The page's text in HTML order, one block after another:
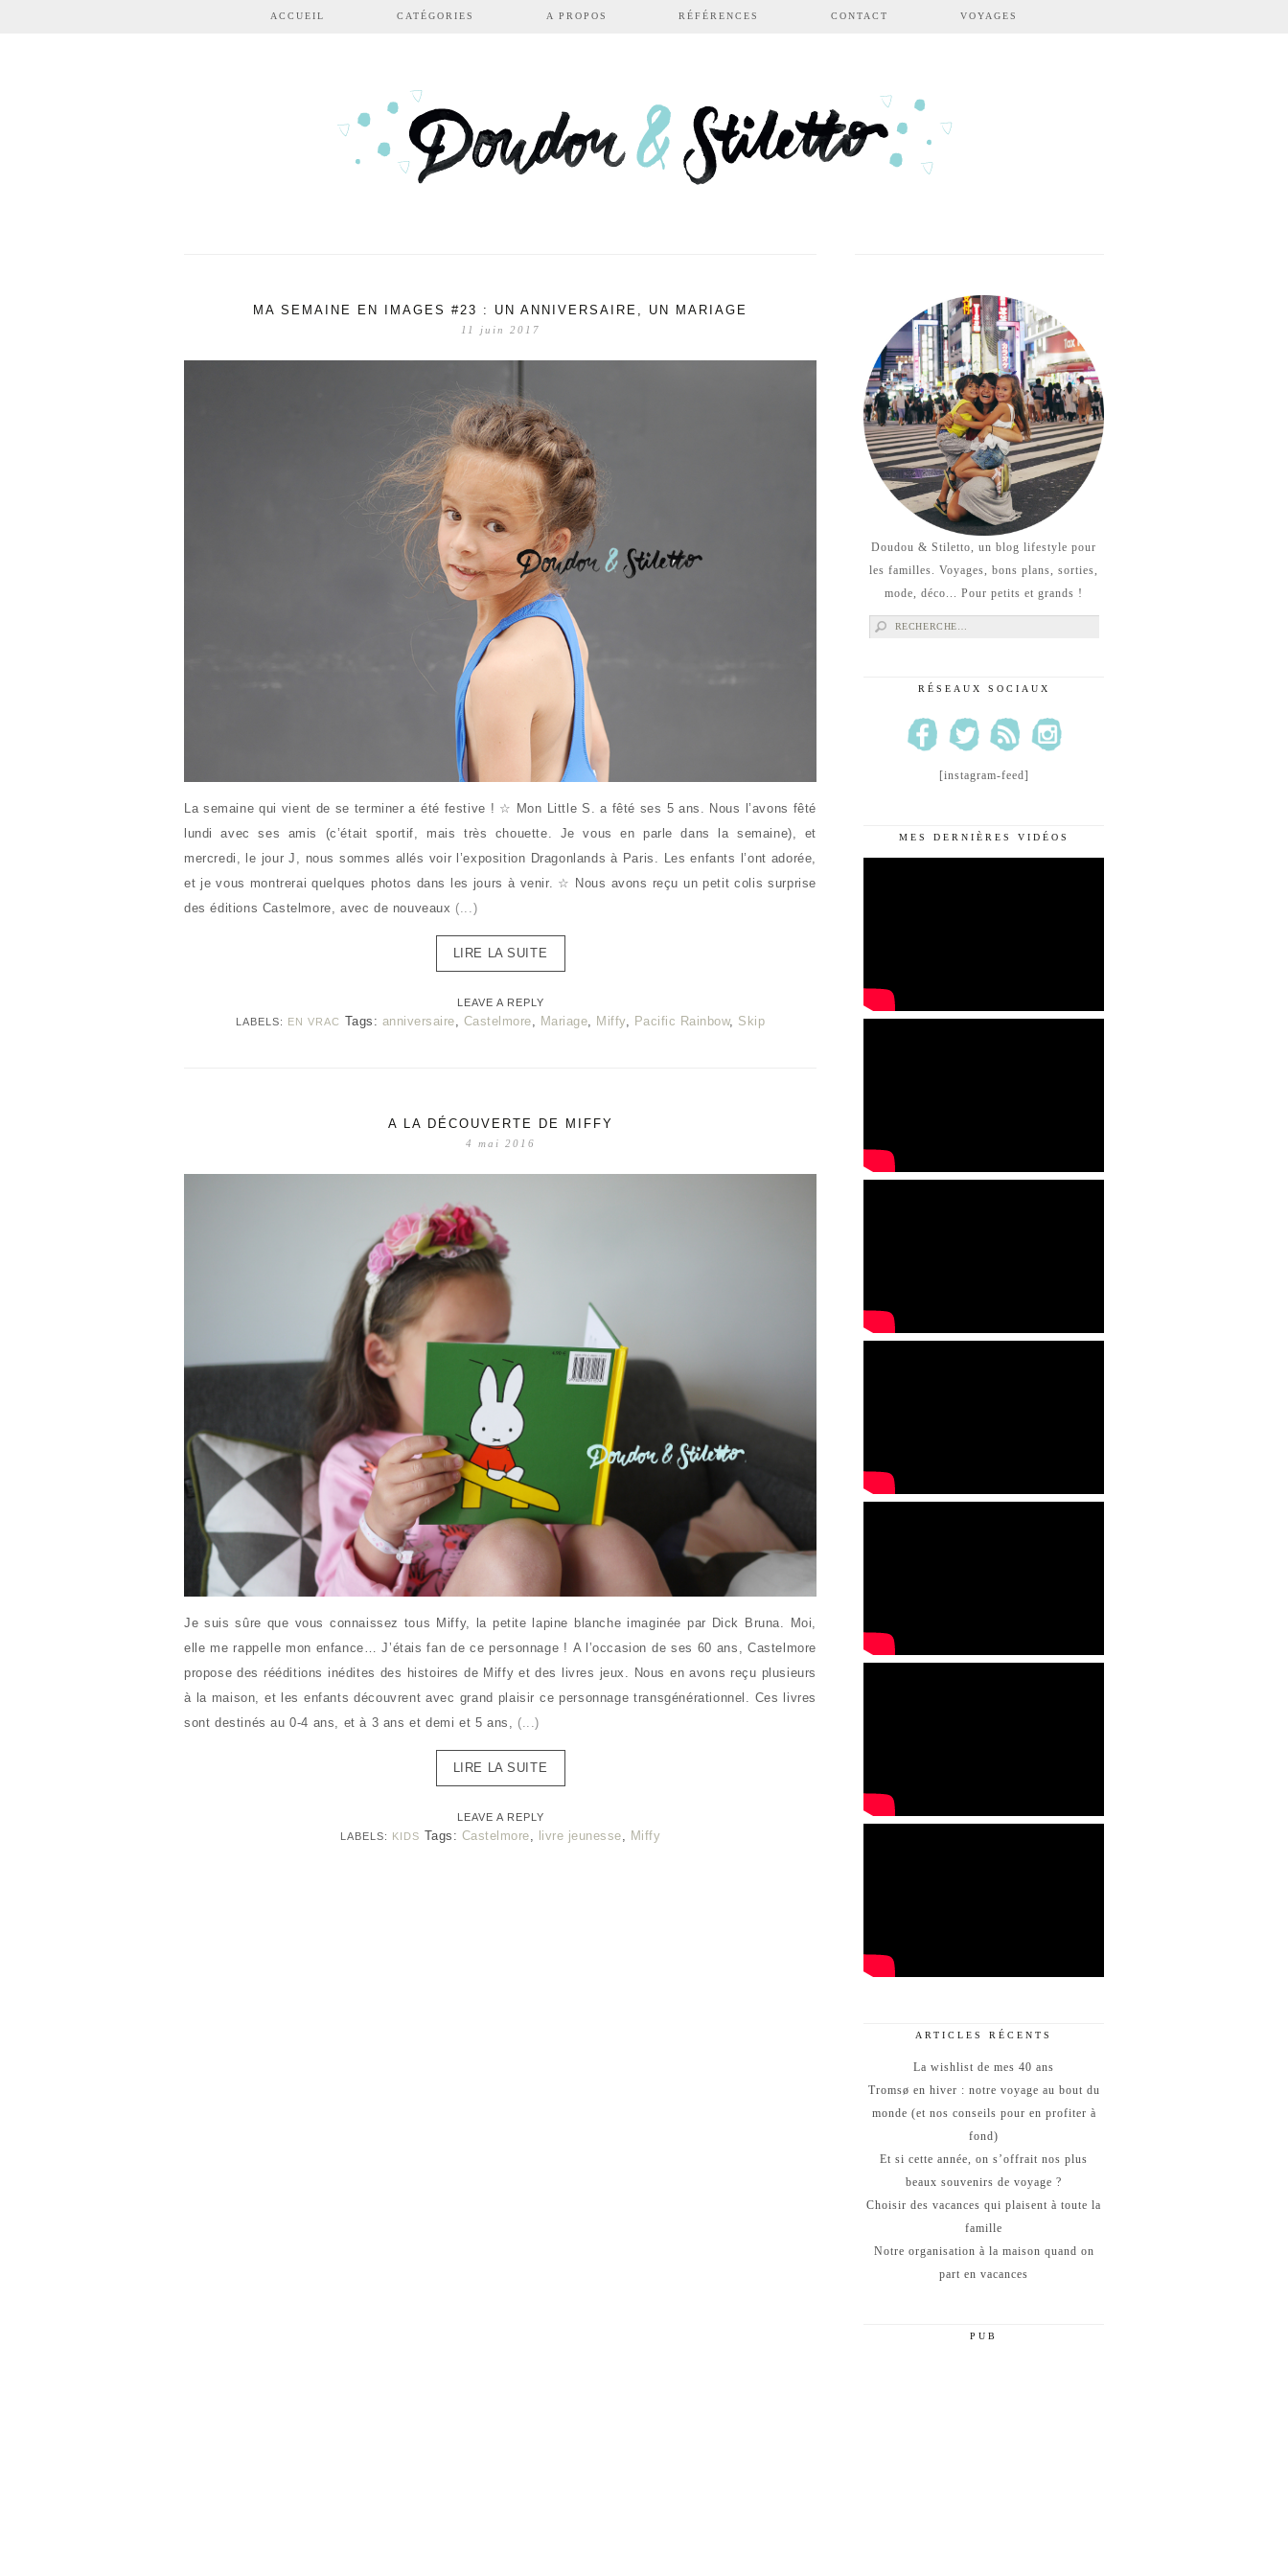
Aller au contenu principal
ACCUEIL CATÉGORIES A PROPOS RÉFÉRENCES CONTACT VOYAGES
MA SEMAINE EN IMAGES #23 : UN ANNIVERSAIRE, UN MARIAGE
11 juin 2017
La semaine qui vient de se terminer a été festive ! ☆ Mon Little S. a fêté ses 5 ans. Nous l’avons fêté
lundi avec ses amis (c’était sportif, mais très chouette. Je vous en parle dans la semaine), et
mercredi, le jour J, nous sommes allés voir l’exposition Dragonlands à Paris. Les enfants l’ont adorée,
et je vous montrerai quelques photos dans les jours à venir. ☆ Nous avons reçu un petit colis surprise
des éditions Castelmore, avec de nouveaux (...)
LIRE LA SUITE
LEAVE A REPLY
LABELS: EN VRAC Tags: anniversaire, Castelmore, Mariage, Miffy, Pacific Rainbow, Skip
A LA DÉCOUVERTE DE MIFFY
4 mai 2016
Je suis sûre que vous connaissez tous Miffy, la petite lapine blanche imaginée par Dick Bruna. Moi,
elle me rappelle mon enfance… J’étais fan de ce personnage ! A l’occasion de ses 60 ans, Castelmore
propose des rééditions inédites des histoires de Miffy et des livres jeux. Nous en avons reçu plusieurs
à la maison, et les enfants découvrent avec grand plaisir ce personnage transgénérationnel. Ces livres
sont destinés au 0-4 ans, et à 3 ans et demi et 5 ans, (...)
LIRE LA SUITE
LEAVE A REPLY
LABELS: KIDS Tags: Castelmore livre jeunesse Miffy
Doudou & Stiletto, un blog lifestyle pour
les familles. Voyages, bons plans, sorties,
mode, déco... Pour petits et grands !
Rechercher :
RÉSEAUX SOCIAUX
[instagram-feed]
MES DERNIÈRES VIDÉOS
ARTICLES RÉCENTS
La wishlist de mes 40 ans
Tromsø en hiver : notre voyage au bout du
monde (et nos conseils pour en profiter à
fond)
Et si cette année, on s’offrait nos plus
beaux souvenirs de voyage ?
Choisir des vacances qui plaisent à toute la
famille
Notre organisation à la maison quand on
part en vacances
PUB